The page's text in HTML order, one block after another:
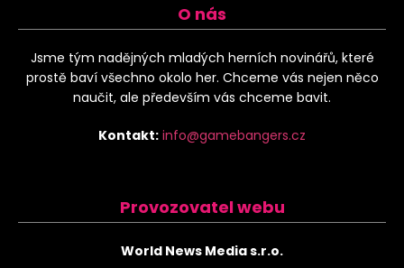
O nás
Jsme tým nadějných mladých herních novinářů, které
prostě baví všechno okolo her. Chceme vás nejen něco
naučit, ale především vás chceme bavit.
Kontakt: info@gamebangers.cz
Provozovatel webu
World News Media s.r.o.